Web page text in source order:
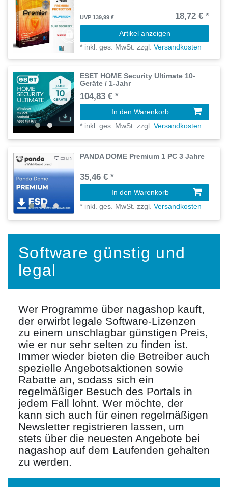
UVP 139,99 € 18,72 € *
Artikel anzeigen
* inkl. ges. MwSt. zzgl.Versandkosten
ESET HOME Security Ultimate 10-
Geräte / 1-Jahr
104,83 € *
In den Warenkorb
* inkl. ges. MwSt. zzgl.Versandkosten
PANDA DOME Premium 1 PC 3 Jahre
35,46 € *
In den Warenkorb
* inkl. ges. MwSt. zzgl.Versandkosten
Software günstig und
legal
Wer Programme über nagashop kauft,
der erwirbt legale Software-Lizenzen
zu einem unschlagbar günstigen Preis,
wie er nur sehr selten zu finden ist.
Immer wieder bieten die Betreiber auch
spezielle Angebotsaktionen sowie
Rabatte an, sodass sich ein
regelmäßiger Besuch des Portals in
jedem Fall lohnt. Wer möchte, der
kann sich auch für einen regelmäßigen
Newsletter registrieren lassen, um
stets über die neuesten Angebote bei
nagashop auf dem Laufenden gehalten
zu werden.